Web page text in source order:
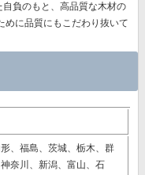
負のもと、高品質な木材の
めに品質にもこだわり抜いて
、福島、茨城、栃木、群
奈川、新潟、富山、石